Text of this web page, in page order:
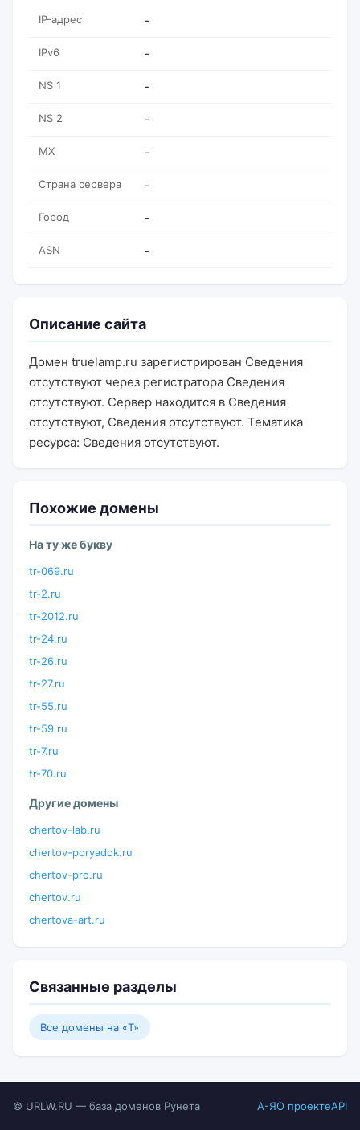
IP-адрес -
IPv6 -
NS 1 -
NS 2 -
MX -
Страна сервера -
Город -
ASN -
Описание сайта
Домен truelamp.ru зарегистрирован Сведения
отсутствуют через регистратора Сведения
отсутствуют. Сервер находится в Сведения
отсутствуют, Сведения отсутствуют. Тематика
ресурса: Сведения отсутствуют.
Похожие домены
На ту же букву
tr-069.ru
tr-2.ru
tr-2012.ru
tr-24.ru
tr-26.ru
tr-27.ru
tr-55.ru
tr-59.ru
tr-7.ru
tr-70.ru
Другие домены
chertov-lab.ru
chertov-poryadok.ru
chertov-pro.ru
chertov.ru
chertova-art.ru
Связанные разделы
Все домены на «T»
© URLW.RU — база доменов Рунета А-ЯО проектеAPI